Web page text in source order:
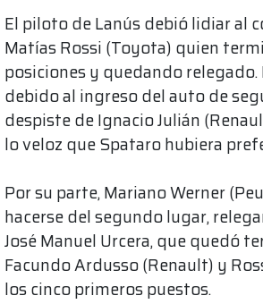
El piloto de Lanús debió lidiar al
Matías Rossi (Toyota) quien
posiciones y quedando
debido al ingreso del auto de
despiste de Ignacio Julián
lo veloz que Spataro hubiera
Por su parte, Mariano Werner
hacerse del segundo lugar,
José Manuel Urcera, que quedó
Facundo Ardusso (Renault) y
los cinco primeros puestos.